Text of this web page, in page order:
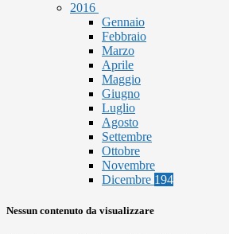
2016
Gennaio
Febbraio
Marzo
Aprile
Maggio
Giugno
Luglio
Agosto
Settembre
Ottobre
Novembre
Dicembre 194
Nessun contenuto da visualizzare